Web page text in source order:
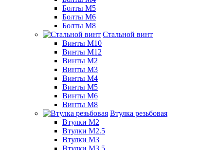
Болты М5
Болты М6
Болты М8
Стальной винт
Винты М10
Винты М12
Винты М2
Винты М3
Винты М4
Винты М5
Винты М6
Винты М8
Втулка резьбовая
Втулки М2
Втулки М2.5
Втулки М3
Втулки М3.5